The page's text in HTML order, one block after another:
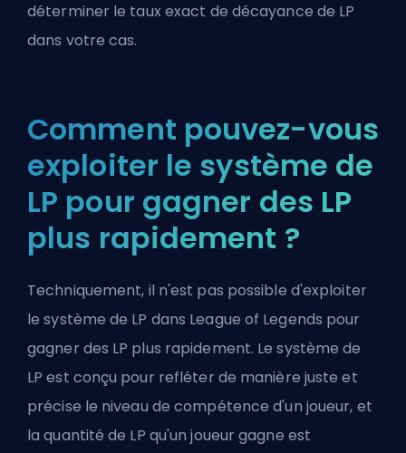
déterminer le taux exact de décayance de LP
dans votre cas.
Comment pouvez-vous
exploiter le système de
LP pour gagner des LP
plus rapidement ?
Techniquement, il n'est pas possible d'exploiter
le système de LP dans League of Legends pour
gagner des LP plus rapidement. Le système de
LP est conçu pour refléter de manière juste et
précise le niveau de compétence d'un joueur, et
la quantité de LP qu'un joueur gagne est